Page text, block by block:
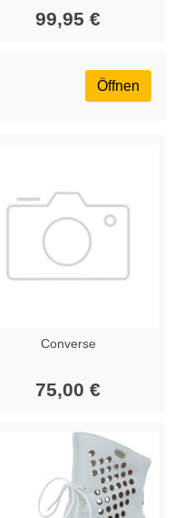
99,95 €
Öffnen
Converse
75,00 €